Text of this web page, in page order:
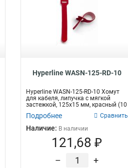
Hyperline WASN-125-RD-10
Hyperline WASN-125-RD-10 Хомут
для кабеля, липучка с мягкой
застежкой, 125x15 мм, красный (10
Подробнее Сравнить
Наличие: В наличии
121,68 ₽
– +